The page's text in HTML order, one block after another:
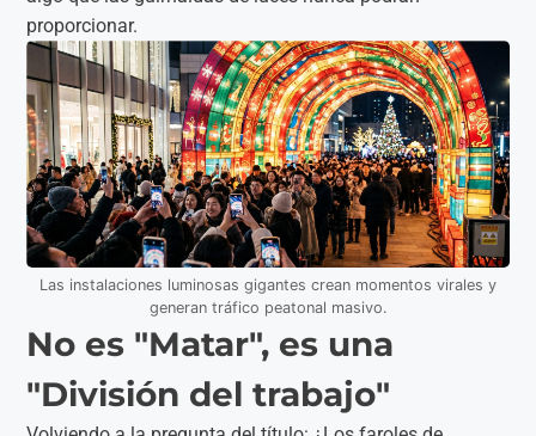
proporcionar.
Las instalaciones luminosas gigantes crean momentos virales y
generan tráfico peatonal masivo.
No es "Matar", es una
"División del trabajo"